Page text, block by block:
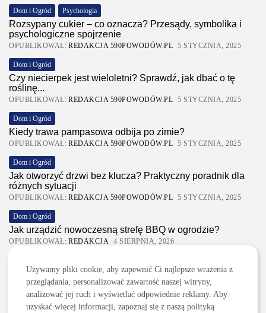
Dom i Ogród Psychologia
Rozsypany cukier – co oznacza? Przesądy, symbolika i
psychologiczne spojrzenie
OPUBLIKOWAŁ: REDAKCJA 590POWODÓW.PL 5 STYCZNIA, 2025
Dom i Ogród
Czy niecierpek jest wieloletni? Sprawdź, jak dbać o tę
roślinę...
OPUBLIKOWAŁ: REDAKCJA 590POWODÓW.PL 5 STYCZNIA, 2025
Dom i Ogród
Kiedy trawa pampasowa odbija po zimie?
OPUBLIKOWAŁ: REDAKCJA 590POWODÓW.PL 5 STYCZNIA, 2025
Dom i Ogród
Jak otworzyć drzwi bez klucza? Praktyczny poradnik dla
różnych sytuacji
OPUBLIKOWAŁ: REDAKCJA 590POWODÓW.PL 5 STYCZNIA, 2025
Dom i Ogród
Jak urządzić nowoczesną strefę BBQ w ogrodzie?
OPUBLIKOWAŁ: REDAKCJA 4 SIERPNIA, 2026
Lattafa Asad – gdzie kupić?
OPUBLIKOWAŁ: REDAKCJA 3 SIERPNIA, 2026
Używamy pliki cookie, aby zapewnić Ci najlepsze wrażenia z
przeglądania, personalizować zawartość naszej witryny,
analizować jej ruch i wyświetlać odpowiednie reklamy. Aby
uzyskać więcej informacji, zapoznaj się z naszą polityką